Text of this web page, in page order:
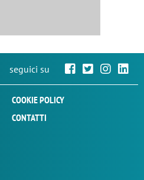
seguici su
COOKIE POLICY
CONTATTI